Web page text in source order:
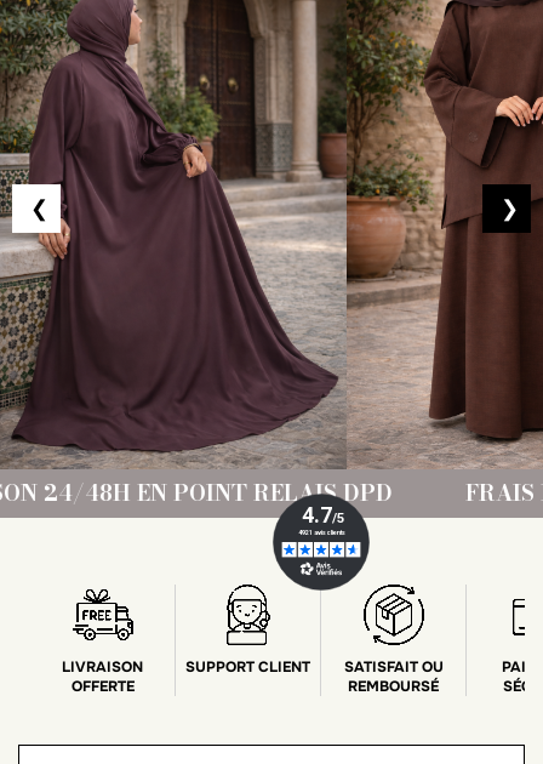
❮ ❯
RELAIS DPD FRAIS DE PORT OFFERT
LIVRAISON
OFFERTE
SUPPORT CLIENT
SATISFAIT OU
REMBOURSÉ